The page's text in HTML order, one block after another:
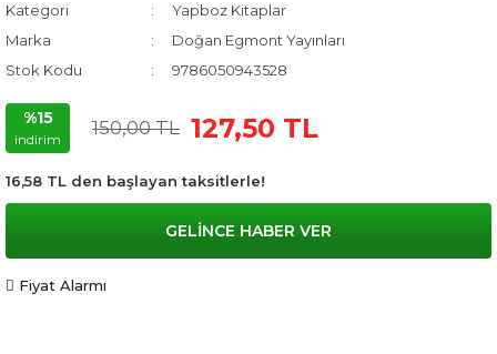
Kategori
Yapboz Kitaplar
Marka
Doğan Egmont Yayınları
Stok Kodu
9786050943528
%15
indirim
150,00 TL 127,50 TL
16,58 TL den başlayan taksitlerle!
GELİNCE HABER VER
Fiyat Alarmı